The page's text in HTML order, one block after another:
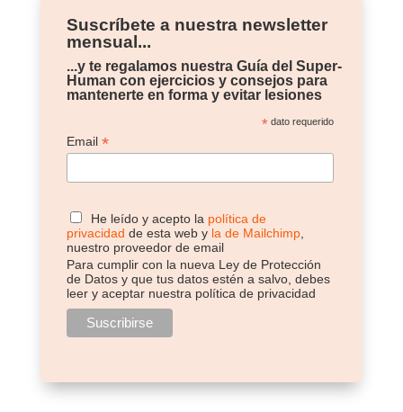
Suscríbete a nuestra newsletter
mensual...
...y te regalamos nuestra Guía del Super-
Human con ejercicios y consejos para
mantenerte en forma y evitar lesiones
*dato requerido
Email*
He leído y acepto la política de
privacidad de esta web y la de Mailchimp
nuestro proveedor de email
Para cumplir con la nueva Ley de Protección
de Datos y que tus datos estén a salvo, debes
leer y aceptar nuestra política de privacidad